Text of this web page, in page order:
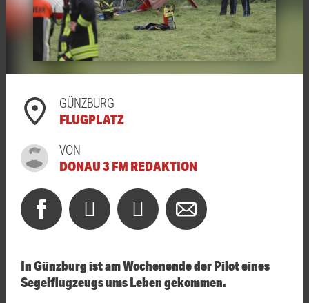
GÜNZBURG
FLUGPLATZ
VON
DONAU 3 FM REDAKTION
In Günzburg ist am Wochenende der Pilot eines
Segelflugzeugs ums Leben gekommen.